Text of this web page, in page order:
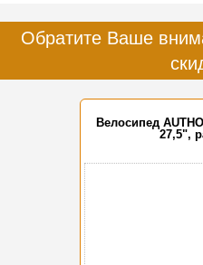
Обратите Ваше
Велосипед
27,5",